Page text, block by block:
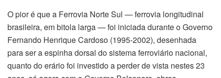
O pior é que a Ferrovia Norte Sul — ferrovia longitudinal
brasileira, em bitola larga — foi iniciada durante o Governo
Fernando Henrique Cardoso (1995-2002), desenhada
para ser a espinha dorsal do sistema ferroviário nacional,
quanto do erário foi investido a perder de vista nestes 23